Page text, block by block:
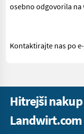
osebno odgovorila na
Kontaktirajte nas po
Hitrejši
Landwirt.com